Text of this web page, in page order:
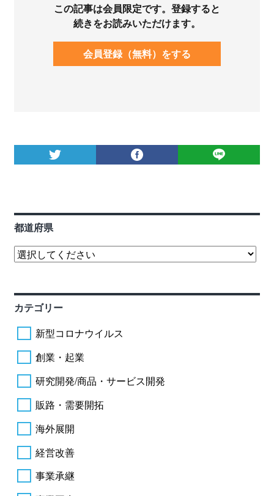
この記事は会員限定です。登録すると
続きをお読みいただけます。
会員登録（無料）をする
都道府県
カテゴリー
新型コロナウイルス
創業・起業
研究開発/商品・サービス開発
販路・需要開拓
海外展開
経営改善
事業承継